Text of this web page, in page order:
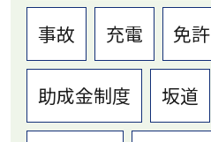
事故 充電 免許
助成金制度 坂道